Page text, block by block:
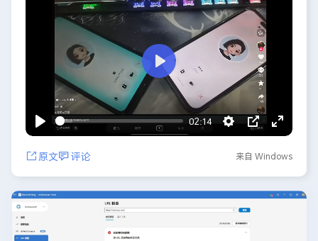
播
放
02:14
S
t
t
i
P
I
P
E
n
t
e
播
放
原文 评论 来自 Windows